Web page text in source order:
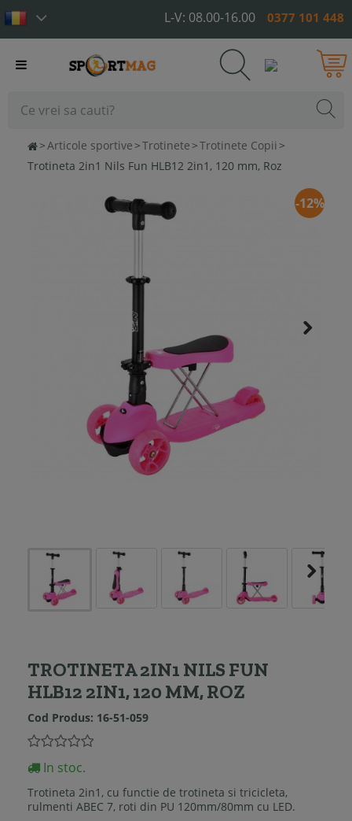
L-V: 08.00-16.00 0377 101 448
Toggle
>Articole sportive >Trotinete >Trotinete Copii >
Trotineta 2in1 Nils Fun HLB12 2in1, 120 mm, Roz
-12%
TROTINETA 2IN1 NILS FUN
HLB12 2IN1, 120 MM, ROZ
Cod Produs: 16-51-059
In stoc.
Trotineta 2in1, cu functie de trotineta si tricicleta,
rulmenti ABEC 7, roti din PU 120mm/80mm cu LED.